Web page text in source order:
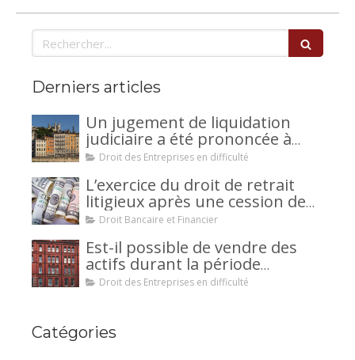
Rechercher
Derniers articles
Un jugement de liquidation
judiciaire a été prononcée à
votre encontre : comment
Droit des Entreprises en difficulté
L’exercice du droit de retrait
litigieux après une cession de
créance : un mécanisme
la caution.
Droit Bancaire et Financier
Est-il possible de vendre des
actifs durant la période
d’observation d’un
Droit des Entreprises en difficulté
Catégories